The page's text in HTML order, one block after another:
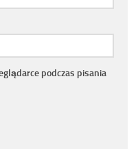
podczas pisania